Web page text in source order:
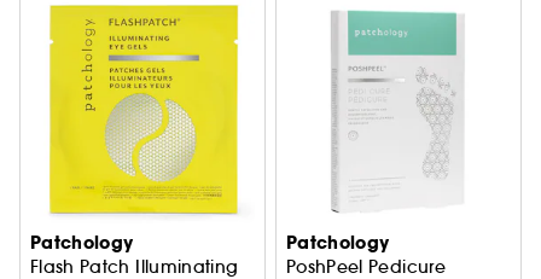
Patchology
Flash Patch Illuminating
Patchology
PoshPeel Pedicure